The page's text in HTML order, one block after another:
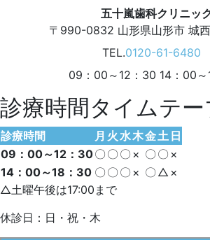
五十嵐歯科クリニッ
〒990-0832 山形県山形市 城
TEL.0120-61-6480
09：00～12：30 14：00
診療時間タイムテ
診療時間 月 火水木金土 日
09：00～12：30〇 〇 〇 × 〇 〇 ×
14：00～18：30 〇 〇 〇 × 〇 △ ×
△土曜午後は17:00まで
休診日：日・祝・木